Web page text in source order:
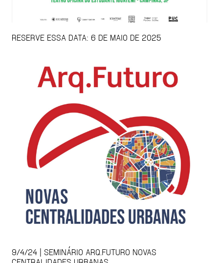
RESERVE ESSA DATA: 6 DE MAIO DE 2025
9/4/24 | SEMINÁRIO ARQ.FUTURO NOVAS